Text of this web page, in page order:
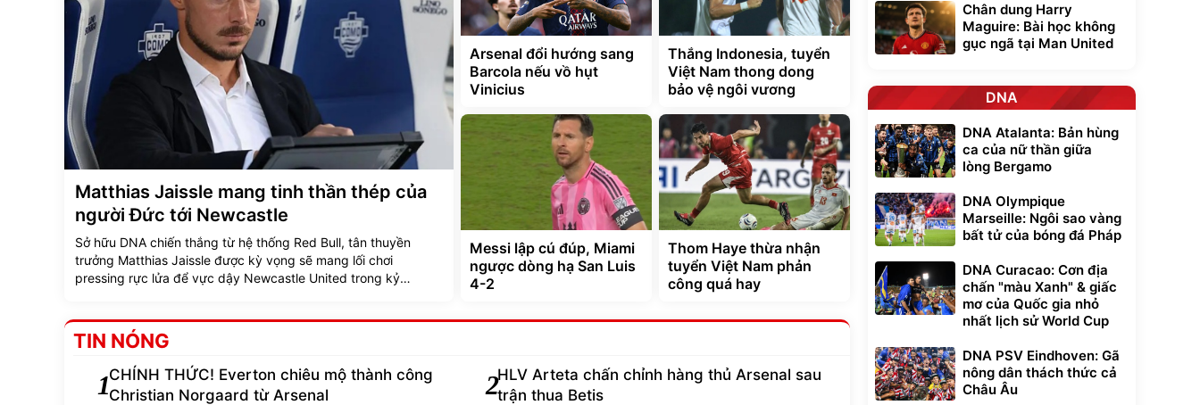
Matthias Jaissle mang tinh thần thép của
người Đức tới Newcastle
Sở hữu DNA chiến thắng từ hệ thống Red Bull, tân thuyền
trưởng Matthias Jaissle được kỳ vọng sẽ mang lối chơi
pressing rực lửa để vực dậy Newcastle United trong kỷ
Arsenal đổi hướng sang
Barcola nếu vồ hụt
Vinicius
Thắng Indonesia, tuyển
Việt Nam thong dong
bảo vệ ngôi vương
Messi lập cú đúp, Miami
ngược dòng hạ San Luis
4-2
Thom Haye thừa nhận
tuyển Việt Nam phản
công quá hay
TIN NÓNG
1CHÍNH THỨC! Everton chiêu mộ thành công
Christian Norgaard từ Arsenal
2HLV Arteta chấn chỉnh hàng thủ Arsenal sau
trận thua Betis
Chân dung Harry
Maguire: Bài học không
gục ngã tại Man United
DNA
DNA Atalanta: Bản hùng
ca của nữ thần giữa
lòng Bergamo
DNA Olympique
Marseille: Ngôi sao vàng
bất tử của bóng đá Pháp
DNA Curacao: Cơn địa
chấn "màu Xanh" & giấc
mơ của Quốc gia nhỏ
nhất lịch sử World Cup
DNA PSV Eindhoven: Gã
nông dân thách thức cả
Châu Âu